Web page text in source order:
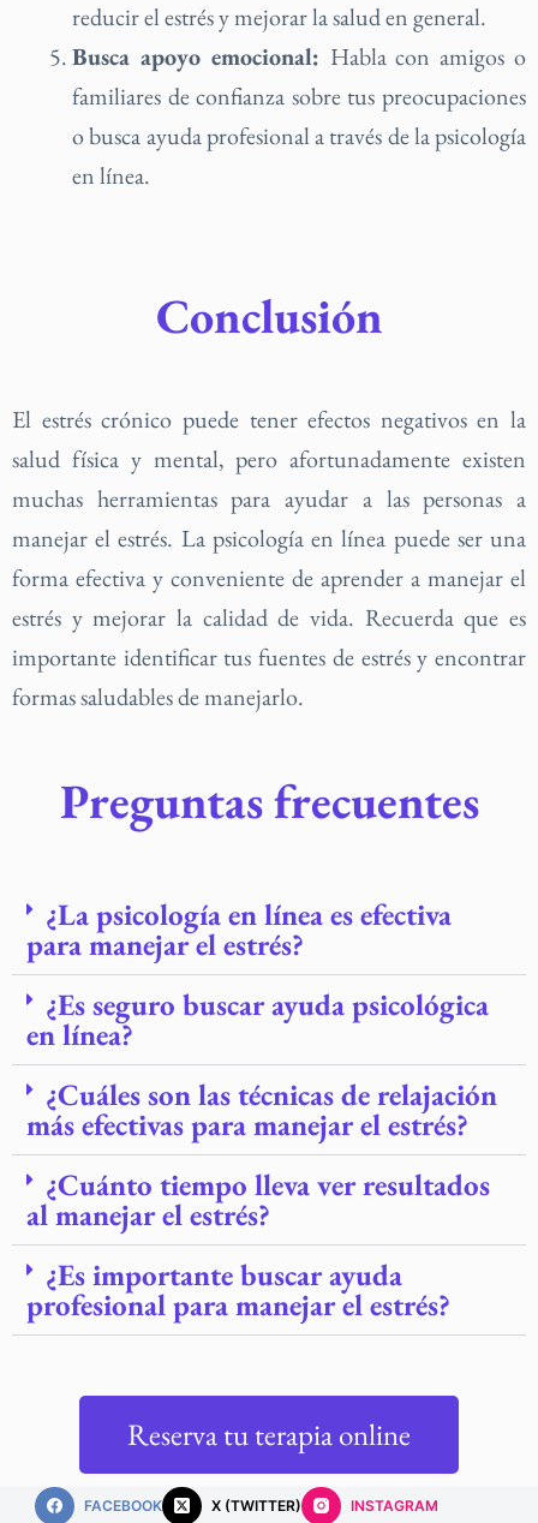
reducir el estrés y mejorar la salud en general.
Busca apoyo emocional: Habla con amigos o
familiares de confianza sobre tus preocupaciones
o busca ayuda profesional a través de la psicología
en línea.
Conclusión
El estrés crónico puede tener efectos negativos en la
salud física y mental, pero afortunadamente existen
muchas herramientas para ayudar a las personas a
manejar el estrés. La psicología en línea puede ser una
forma efectiva y conveniente de aprender a manejar el
estrés y mejorar la calidad de vida. Recuerda que es
importante identificar tus fuentes de estrés y encontrar
formas saludables de manejarlo.
Preguntas frecuentes
¿La psicología en línea es efectiva
para manejar el estrés?
¿Es seguro buscar ayuda psicológica
en línea?
¿Cuáles son las técnicas de relajación
más efectivas para manejar el estrés?
¿Cuánto tiempo lleva ver resultados
al manejar el estrés?
¿Es importante buscar ayuda
profesional para manejar el estrés?
Reserva tu terapia online
FACEBOOK X (TWITTER) INSTAGRAM